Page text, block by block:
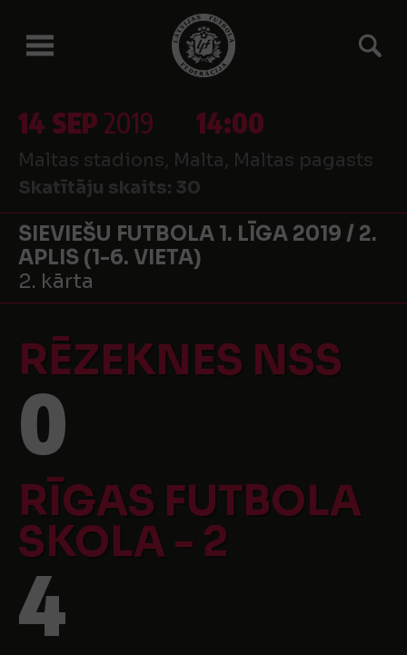
14 SEP2019 14:00
Maltas stadions, Malta, Maltas pagasts
Skatītāju skaits: 30
SIEVIEŠU FUTBOLA 1. LĪGA 2019 / 2.
APLIS (1-6. VIETA)
2. kārta
RĒZEKNES NSS
0
RĪGAS FUTBOLA
SKOLA - 2
4